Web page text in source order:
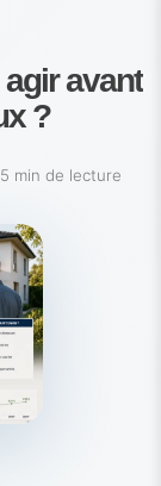
avant
?
5 min de lecture